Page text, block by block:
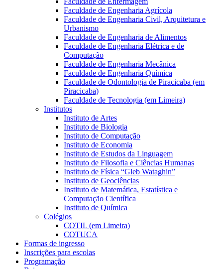
Faculdade de Engenharia Agrícola
Faculdade de Engenharia Civil, Arquitetura e
Urbanismo
Faculdade de Engenharia de Alimentos
Faculdade de Engenharia Elétrica e de
Computação
Faculdade de Engenharia Mecânica
Faculdade de Engenharia Química
Faculdade de Odontologia de Piracicaba (em
Piracicaba)
Faculdade de Tecnologia (em Limeira)
Institutos
Instituto de Artes
Instituto de Biologia
Instituto de Computação
Instituto de Economia
Instituto de Estudos da Linguagem
Instituto de Filosofia e Ciências Humanas
Instituto de Física “Gleb Wataghin”
Instituto de Geociências
Instituto de Matemática, Estatística e
Computação Científica
Instituto de Química
Colégios
COTIL (em Limeira)
COTUCA
Formas de ingresso
Inscrições para escolas
Programação